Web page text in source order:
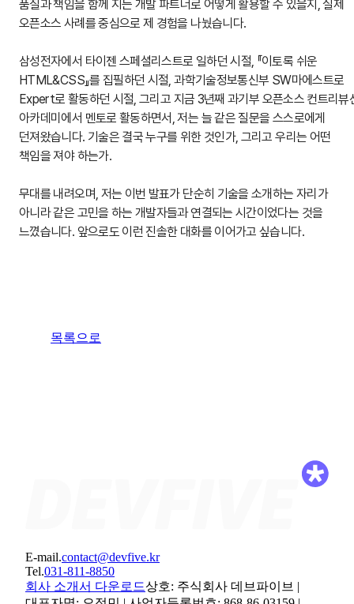
품질과 책임을 함께 지는 개발 파트너로 어떻게 활용할 수 있을지, 실제
오픈소스 사례를 중심으로 제 경험을 나눴습니다.
삼성전자에서 타이젠 스페셜리스트로 일하던 시절, 『이토록 쉬운
HTML&CSS』를 집필하던 시절, 과학기술정보통신부 SW마에스트로
Expert로 활동하던 시절, 그리고 지금 3년째 과기부 오픈소스 컨트리뷰
아카데미에서 멘토로 활동하면서, 저는 늘 같은 질문을 스스로에게
던져왔습니다. 기술은 결국 누구를 위한 것인가, 그리고 우리는 어떤
책임을 져야 하는가.
무대를 내려오며, 저는 이번 발표가 단순히 기술을 소개하는 자리가
아니라 같은 고민을 하는 개발자들과 연결되는 시간이었다는 것을
느꼈습니다. 앞으로도 이런 진솔한 대화를 이어가고 싶습니다.
목록으로
E-mail.contact@devfive.kr
Tel.031-811-8850
회사 소개서 다운로드상호: 주식회사 데브파이브 |